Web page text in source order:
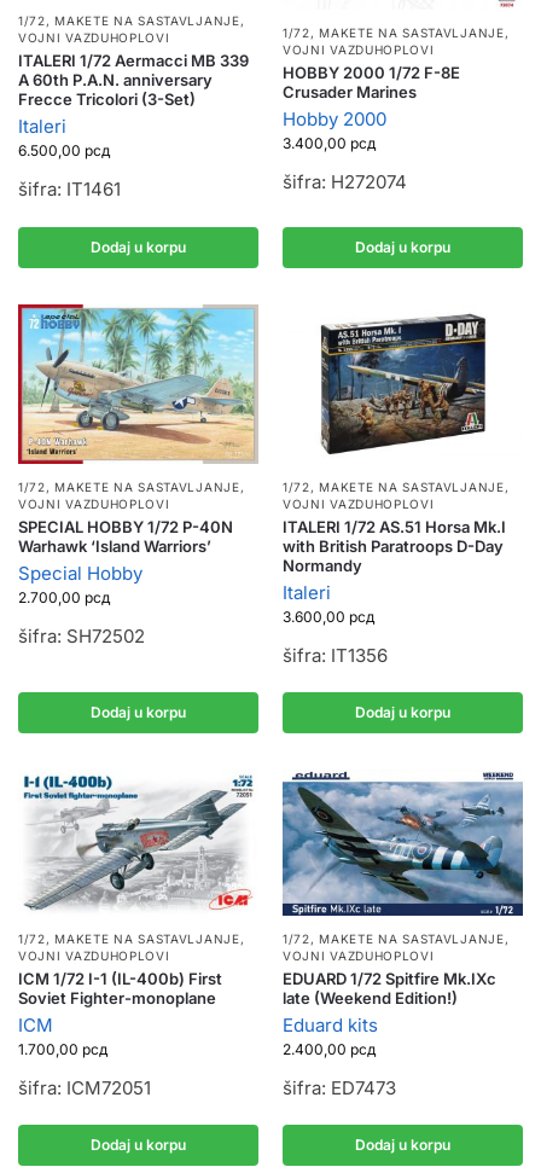
1/72, MAKETE NA SASTAVLJANJE,
VOJNI VAZDUHOPLOVI
ITALERI 1/72 Aermacci MB 339
A 60th P.A.N. anniversary
Frecce Tricolori (3-Set)
Italeri
6.500,00 рсд
šifra: IT1461
Dodaj u korpu
1/72,MAKETE NA SASTAVLJANJE,
VOJNI VAZDUHOPLOVI
HOBBY 2000 1/72 F-8E
Crusader Marines
Hobby 2000
3.400,00 рсд
šifra: H272074
Dodaj u korpu
1/72, MAKETE NA SASTAVLJANJE,
VOJNI VAZDUHOPLOVI
SPECIAL HOBBY 1/72 P-40N
Warhawk ‘Island Warriors’
Special Hobby
2.700,00 рсд
šifra: SH72502
Dodaj u korpu
1/72,MAKETE NA SASTAVLJANJE,
VOJNI VAZDUHOPLOVI
ITALERI 1/72 AS.51 Horsa Mk.I
with British Paratroops D-Day
Normandy
Italeri
3.600,00 рсд
šifra: IT1356
Dodaj u korpu
1/72,MAKETE NA SASTAVLJANJE,
VOJNI VAZDUHOPLOVI
ICM 1/72 I-1 (IL-400b) First
Soviet Fighter-monoplane
ICM
1.700,00 рсд
šifra: ICM72051
Dodaj u korpu
1/72,MAKETE NA SASTAVLJANJE,
VOJNI VAZDUHOPLOVI
EDUARD 1/72 Spitfire Mk.IXc
late (Weekend Edition!)
Eduard kits
2.400,00 рсд
šifra: ED7473
Dodaj u korpu